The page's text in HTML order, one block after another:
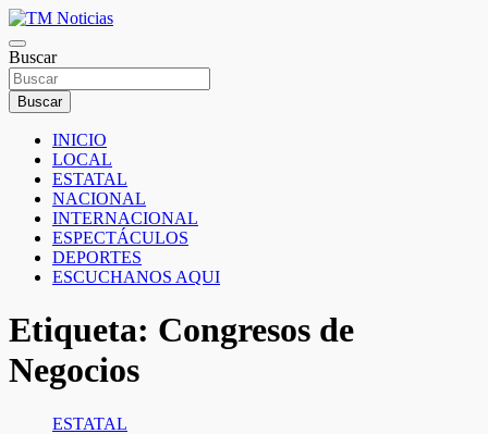
Saltar
al
contenido
TM Noticias
TM Noticias
Buscar
Buscar
INICIO
LOCAL
ESTATAL
NACIONAL
INTERNACIONAL
ESPECTÁCULOS
DEPORTES
ESCUCHANOS AQUI
Etiqueta: Congresos de
Negocios
ESTATAL